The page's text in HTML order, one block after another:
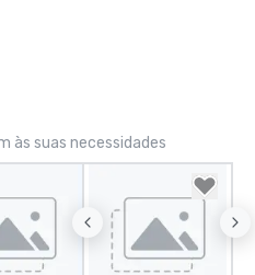
às suas necessidades